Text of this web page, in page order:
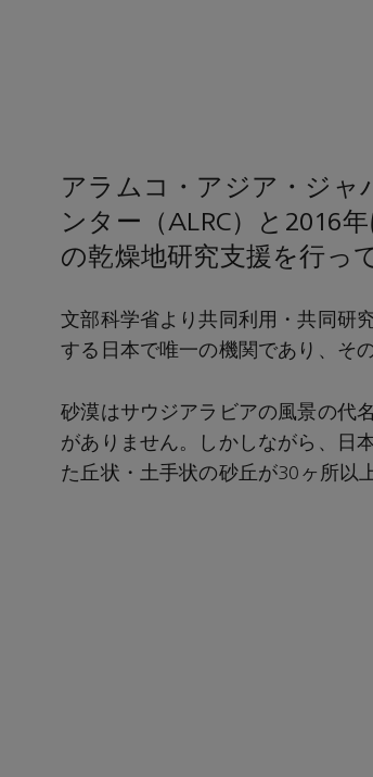
アラムコ・アジア・ジャ
ンター（ALRC）と2016
の乾燥地研究支援を行っ
文部科学省より共同利用・共同研
する日本で唯一の機関であり、そ
砂漠はサウジアラビアの風景の代
がありません。しかしながら、日
た丘状・土手状の砂丘が30ヶ所以